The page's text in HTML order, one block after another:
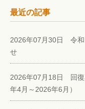
最近の記事
2026年07月30日 令和
せ
2026年07月18日 回復
年4月～2026年6月）